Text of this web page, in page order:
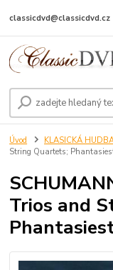
classicdvd@classicdvd.cz
Úvod KLASICKÁ
String Quartets;
Trios and